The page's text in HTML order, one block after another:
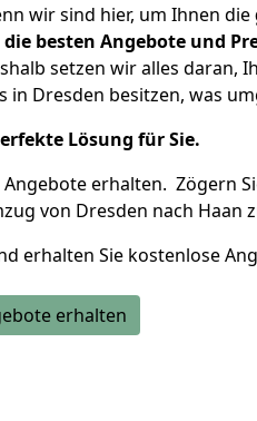
wir sind hier, um Ihnen die
die besten Angebote und
setzen wir alles daran,
Dresden besitzen, was
Lösung für Sie.
erhalten. Zögern
von Dresden nach Haan
erhalten Sie kostenlose
erhalten